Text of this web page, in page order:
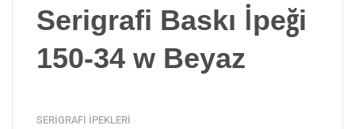
Serigrafi Baskı İpeği
150-34 w Beyaz
SERİGRAFİ İPEKLERİ